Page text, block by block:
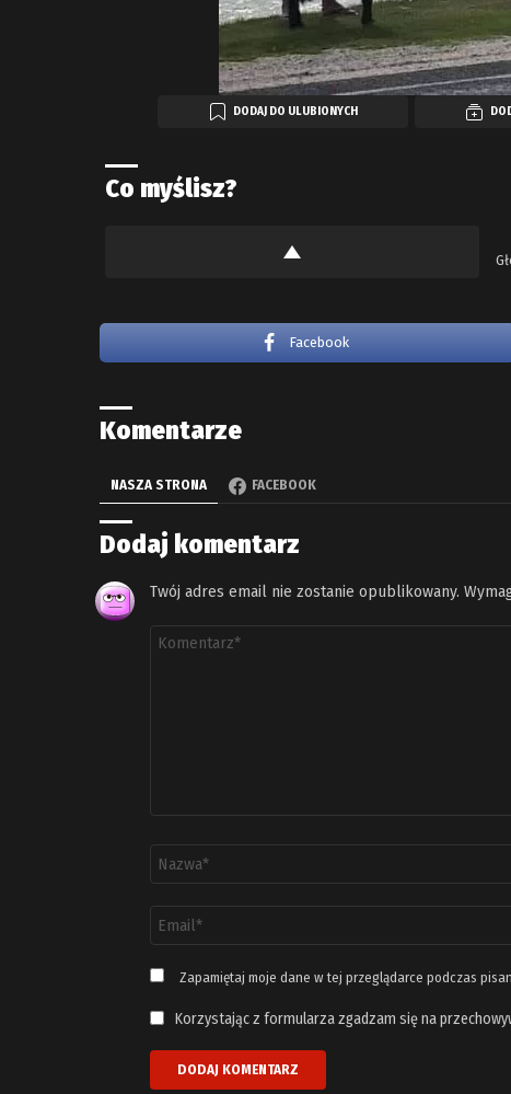
DODAJ DO ULUBIONYCH
Co myślisz?
Facebook
Komentarze
NASZA STRONA FACEBOOK
Dodaj komentarz
Twój adres email nie zostanie opublikowany.
Komentarz
email
*
Zapamiętaj moje dane w tej przeglądarce podczas
Korzystając z formularza zgadzam się na